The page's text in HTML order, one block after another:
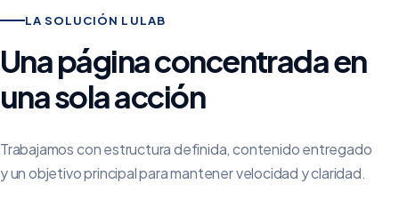
LA SOLUCIÓN LULAB
Una página concentrada en
una sola acción
Trabajamos con estructura definida, contenido entregado
y un objetivo principal para mantener velocidad y claridad.